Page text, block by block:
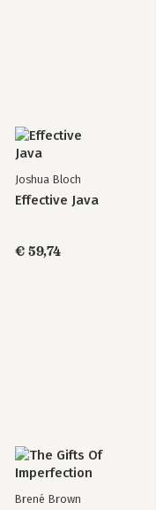
Joshua Bloch
Effective Java
€ 59,74
Brené Brown